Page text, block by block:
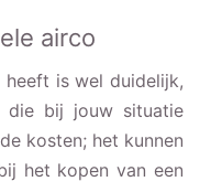
airco
is wel duidelijk,
die bij jouw situatie
kosten; het kunnen
het kopen van een